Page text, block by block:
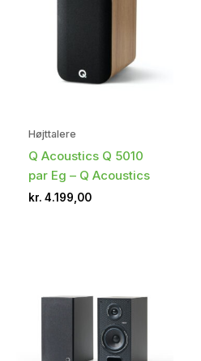
Højttalere
Q Acoustics Q 5010
par Eg – Q Acoustics
kr. 4.199,00